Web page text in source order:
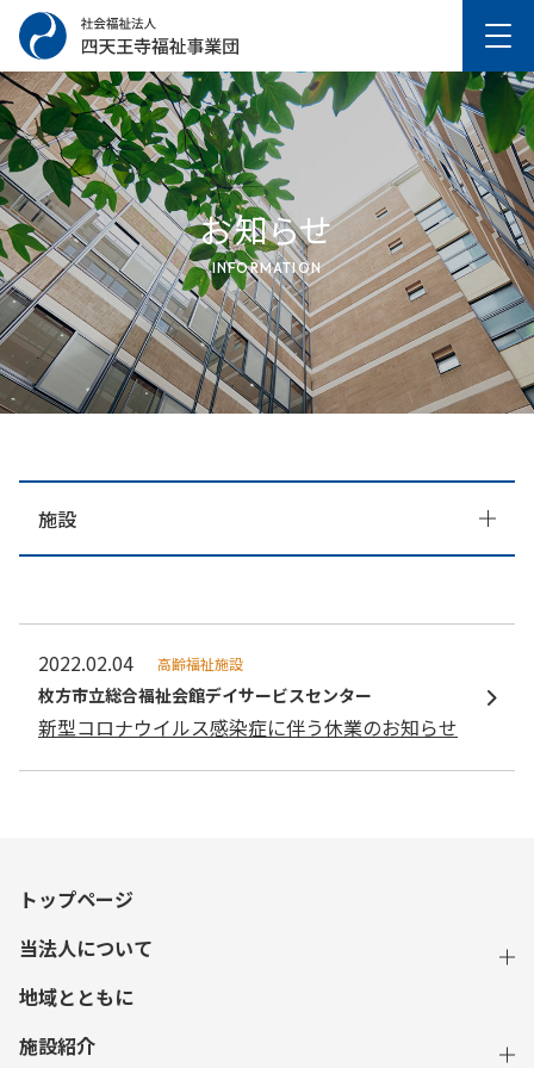
お知らせ
INFORMATION
2022.02.04 高齢福祉施設
枚方市立総合福祉会館デイサービスセンター
新型コロナウイルス感染症に伴う休業のお知らせ
施設
トップページ
当法人について
地域とともに
施設紹介